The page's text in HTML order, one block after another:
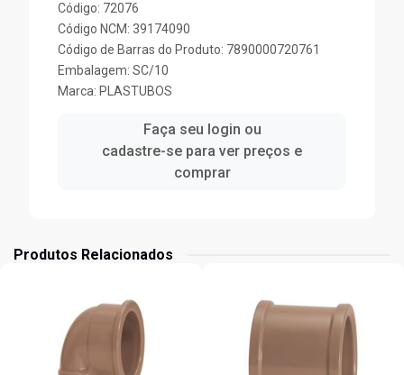
Código: 72076
Código NCM: 39174090
Código de Barras do Produto: 7890000720761
Embalagem: SC/10
Marca: PLASTUBOS
Faça seu login ou
cadastre-se para ver preços e
comprar
Produtos Relacionados